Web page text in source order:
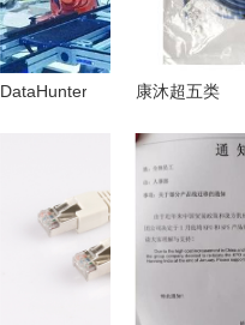
DataHunter
决方案 助
力制造业数
字化转型的
康沐超五类
接线10米蓝
色 价格、
评测与购买